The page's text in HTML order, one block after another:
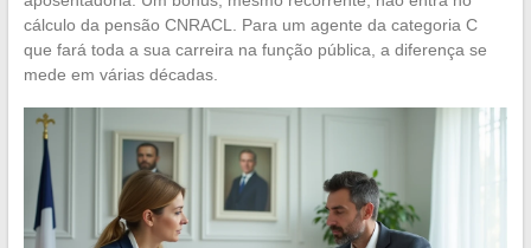
cálculo da pensão CNRACL. Para um agente da categoria C
que fará toda a sua carreira na função pública, a diferença se
mede em várias décadas.